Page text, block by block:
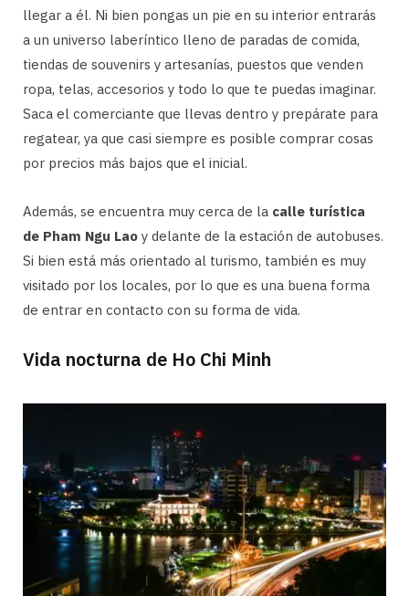
llegar a él. Ni bien pongas un pie en su interior entrarás
a un universo laberíntico lleno de paradas de comida,
tiendas de souvenirs y artesanías, puestos que venden
ropa, telas, accesorios y todo lo que te puedas imaginar.
Saca el comerciante que llevas dentro y prepárate para
regatear, ya que casi siempre es posible comprar cosas
por precios más bajos que el inicial.
Además, se encuentra muy cerca de la calle turística
de Pham Ngu Lao y delante de la estación de autobuses.
Si bien está más orientado al turismo, también es muy
visitado por los locales, por lo que es una buena forma
de entrar en contacto con su forma de vida.
Vida nocturna de Ho Chi Minh